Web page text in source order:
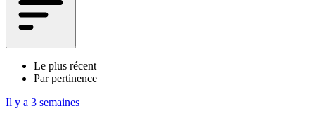
Le plus récent
Par pertinence
Il y a 3 semaines